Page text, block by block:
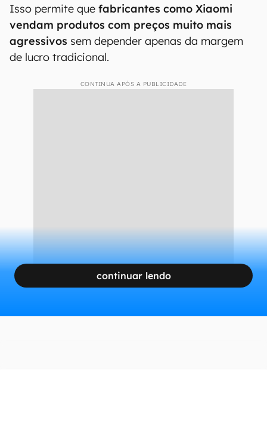
Isso permite que fabricantes como Xiaomi
vendam produtos com preços muito mais
agressivos sem depender apenas da margem
de lucro tradicional.
CONTINUA APÓS A PUBLICIDADE
continuar lendo